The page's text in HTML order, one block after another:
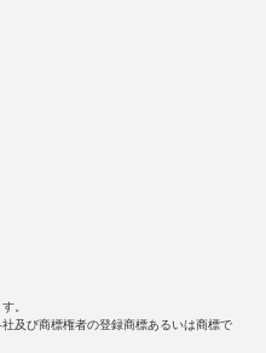
。
及び商標権者の登録商標あるいは商標で